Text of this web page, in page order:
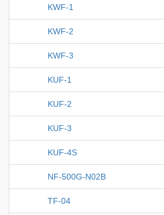
KWF-1
KWF-2
KWF-3
KUF-1
KUF-2
KUF-3
KUF-4S
NF-500G-N02B
TF-04